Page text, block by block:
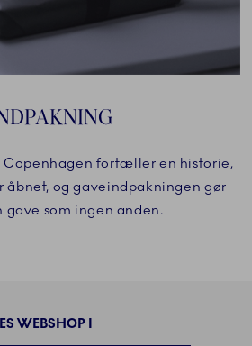
Copenhagen fortæller en historie,
åbnet, og gaveindpakningen gør
gave som ingen anden.
WEBSHOP I